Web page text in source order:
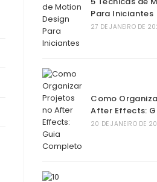
Para Iniciantes
27 DE JANEIRO DE
Como
After Effects:
20 DE JANEIRO DE